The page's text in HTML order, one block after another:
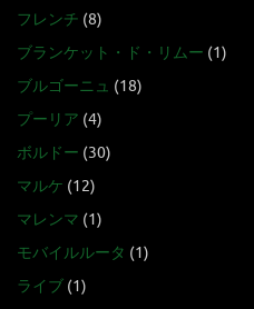
フレンチ (8)
ブランケット・ド・リムー (1)
ブルゴーニュ (18)
プーリア (4)
ボルドー (30)
マルケ (12)
マレンマ (1)
モバイルルータ (1)
ライブ (1)